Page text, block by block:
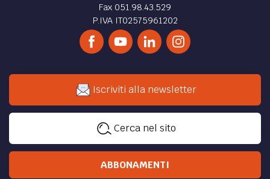
Fax 051.98.43.529
P.IVA IT02575961202
Iscriviti alla newsletter
Cerca nel sito
ABBONAMENTI